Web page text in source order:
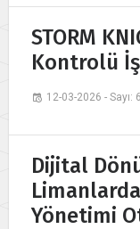
STORM
Kontrolü
12-03-2026 - Sayı:
Dijital
Yönetimi